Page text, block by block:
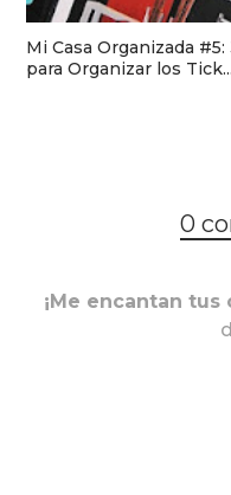
Mi Casa Organizada
para Organizar los Tick...
0
¡Me encantan